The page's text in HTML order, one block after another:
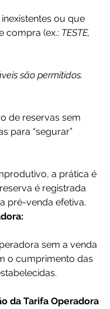
ou que
compra (ex.: TESTE,
são permitidos.
de reservas sem
para “segurar”
a prática é
é registrada
pré-venda efetiva.
sem a venda
o cumprimento das
da Tarifa Operadora